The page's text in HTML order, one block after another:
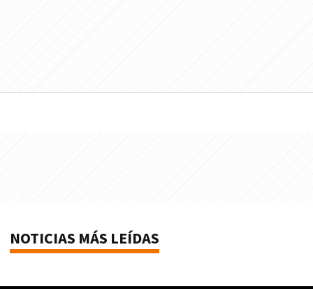
NOTICIAS MÁS LEÍDAS